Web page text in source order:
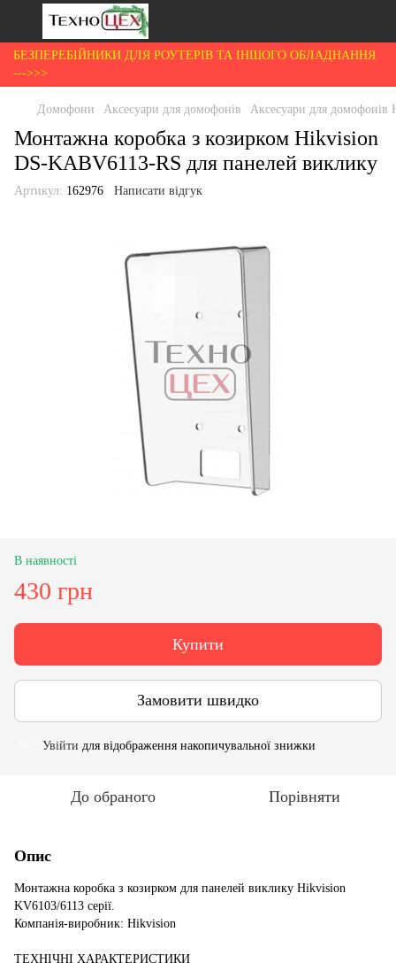
БЕЗПЕРЕБІЙНИКИ ДЛЯ РОУТЕРІВ ТА ІНШОГО ОБЛАДНАННЯ
--->>>
Домофони Аксесуари для домофонів Аксесуари для домофонів
Монтажна коробка з козирком Hikvision
DS-KABV6113-RS для панелей виклику
Артикул: 162976 Написати відгук
В наявності
430 грн
Купити
Замовити швидко
Увійти для відображення накопичувальної знижки
До обраного Порівняти
Опис
Монтажна коробка з козирком для панелей виклику Hikvision
KV6103/6113 серії.
Компанія-виробник: Hikvision
ТЕХНІЧНІ ХАРАКТЕРИСТИКИ